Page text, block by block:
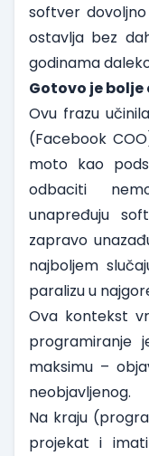
softver
ostavlja bez
godinama
Gotovo je
Ovu frazu
(Facebook
moto kao
odbaciti
unapređuju
zapravo
najboljem
paralizu u
Ova kontekst
programiranje
maksimu –
neobjavljenog.
Na kraju
projekat i